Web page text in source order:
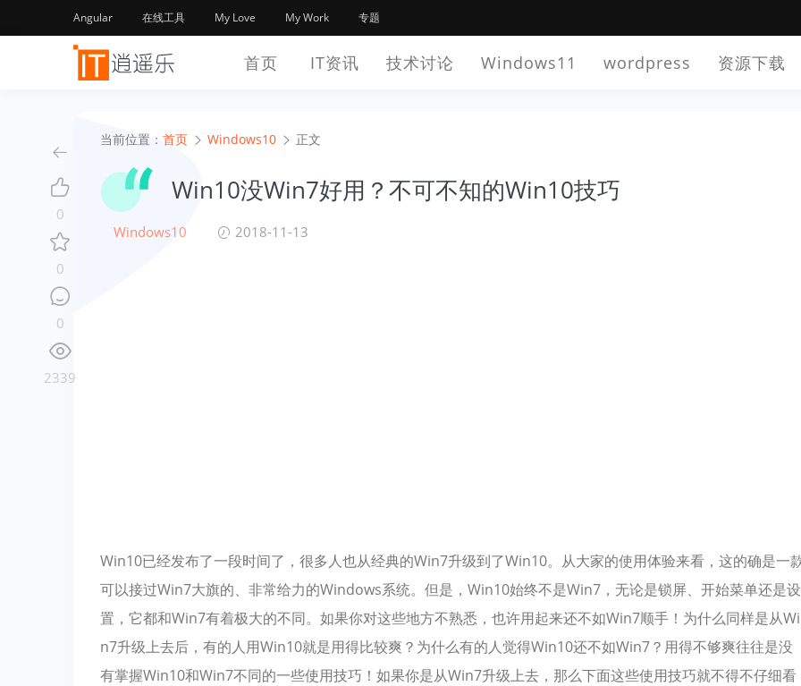
Angular 在线工具 My Love My Work 专题
首页 IT资讯 技术讨论 Windows11 wordpress 资源下载
当前位置： 首页 Windows10 正文
Win10没Win7好用？不可不知的Win10技巧
Windows10 2018-11-13
Win10已经发布了一段时间了，很多人也从经典的Win7升级到了Win10。从大家的使用体验来看，这的确是一
可以接过Win7大旗的、非常给力的Windows系统。但是，Win10始终不是Win7，无论是锁屏、开始菜单还是设
置，它都和Win7有着极大的不同。如果你对这些地方不熟悉，也许用起来还不如Win7顺手！为什么同样是从Wi
n7升级上去后，有的人用Win10就是用得比较爽？为什么有的人觉得Win10还不如Win7？用得不够爽往往是没
有掌握Win10和Win7不同的一些使用技巧！如果你是从Win7升级上去，那么下面这些使用技巧就不得不仔细看
0
0
0
2339